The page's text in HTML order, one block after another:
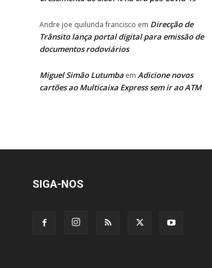
Andre joe quilunda francisco em Direcção de
Trânsito lança portal digital para emissão de
documentos rodoviários
Miguel Simão Lutumba em Adicione novos
cartões ao Multicaixa Express sem ir ao ATM
SIGA-NOS